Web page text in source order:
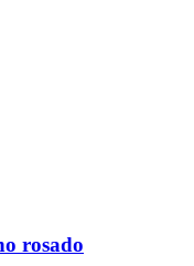
rosado